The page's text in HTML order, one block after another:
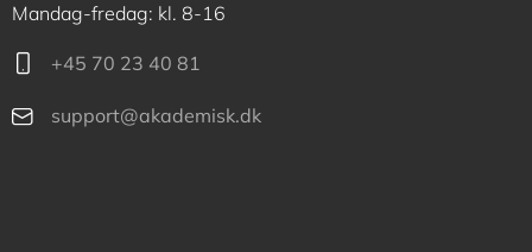
Mandag-fredag: kl. 8-16
+45 70 23 40 81
support@akademisk.dk